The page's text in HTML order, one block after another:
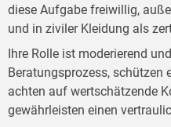
diese Aufgabe freiwillig,
und in ziviler Kleidung als
Ihre Rolle ist moderierend
Beratungsprozess, schützen
achten auf wertschätzende
gewährleisten einen